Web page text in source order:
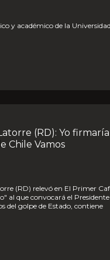
Chile Vamos
al que convocará el Presidente
del golpe de Estado, contiene